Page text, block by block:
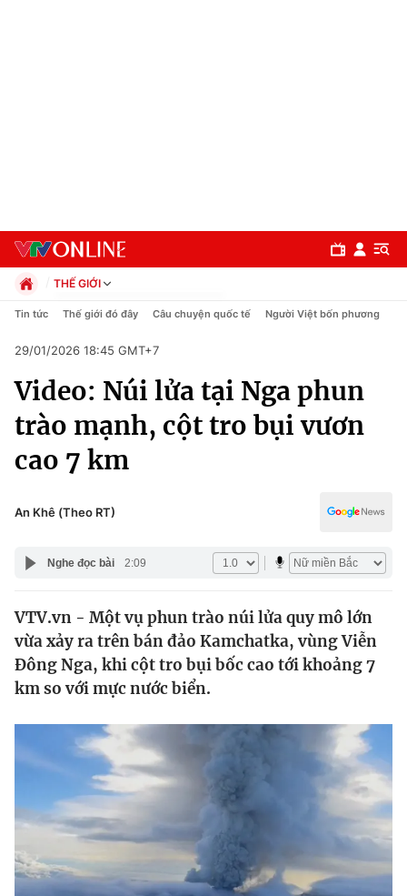
Chuyên mục
Chính trị
Xã hội
Pháp luật
Y tế
Thế giới
Tin tức
Thế giới đó đây
Câu chuyện quốc tế
Kinh tế
Thị trường
Góc doanh nghiệp
Dữ liệu và đời sống
Truyền hình
Phim VTV
Hậu trường
Nhân vật
Giải trí
Điện ảnh
Đời sống
THẾ GIỚI
Chính trị
Pháp luật
Kinh tế
Thể thao
Truyền hình
Văn hóa - Giải trí
Y tế
Công nghệ
Tin tức Thế giới đó đây Câu chuyện quốc tế Người Việt bốn phương
29/01/2026 18:45 GMT+7
Video: Núi lửa tại Nga phun
trào mạnh, cột tro bụi vươn
cao 7 km
An Khê (Theo RT)
Nghe đọc bài 2:09
VTV.vn - Một vụ phun trào núi lửa quy mô lớn
vừa xảy ra trên bán đảo Kamchatka, vùng Viễn
Đông Nga, khi cột tro bụi bốc cao tới khoảng 7
km so với mực nước biển.